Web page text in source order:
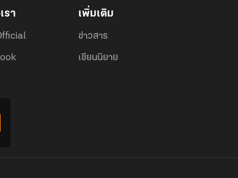
รา เพิ่มเติม
ข่าวสาร
เขียนนิยาย